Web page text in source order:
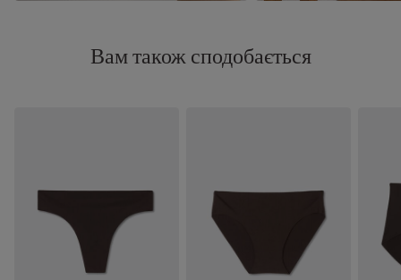
Вам також сподобається